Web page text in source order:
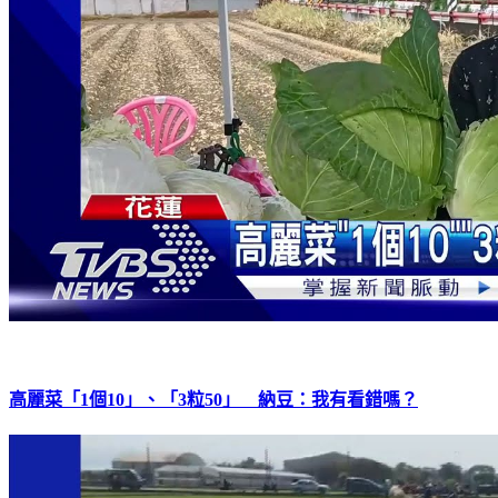
高麗菜「1個10」、「3粒50」 納豆：我有看錯嗎？